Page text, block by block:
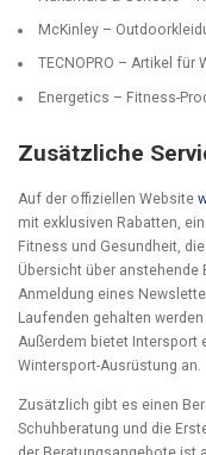
McKinley –
TECNOPRO – Artikel für
Energetics – Fitness-
Zusätzliche
Auf der offiziellen Website
mit exklusiven Rabatten,
Fitness und Gesundheit,
Übersicht über anstehende
Anmeldung eines
Laufenden gehalten
Außerdem bietet Intersport
Wintersport-Ausrüstung an.
Zusätzlich gibt es einen
Schuhberatung und die